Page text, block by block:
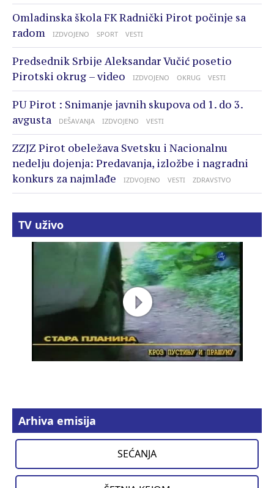
Omladinska škola FK Radnički Pirot počinje sa
radom
IZDVOJENO SPORT VESTI
Predsednik Srbije Aleksandar Vučić posetio
Pirotski okrug – video
IZDVOJENO OKRUG VESTI
PU Pirot : Snimanje javnih skupova od 1. do 3.
avgusta
DEŠAVANJA IZDVOJENO VESTI
ZZJZ Pirot obeležava Svetsku i Nacionalnu
nedelju dojenja: Predavanja, izložbe i nagradni
konkurs za najmlađe
IZDVOJENO VESTI ZDRAVSTVO
TV uživo
Arhiva emisija
SEĆANJA